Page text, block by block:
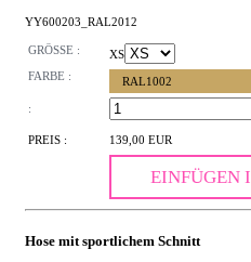
YY600203_RAL2012
GRÖSSE : XS
FARBE :
RAL1002
:
PREIS : 139,00 EUR
EINFÜGEN
Hose mit sportlichem Schnitt